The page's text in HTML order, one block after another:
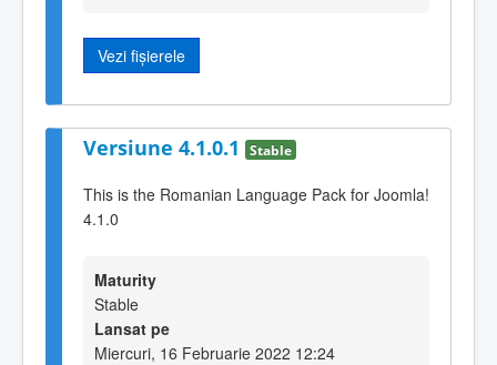
Vezi fișierele
Versiune 4.1.0.1 Stable
This is the Romanian Language Pack for Joomla!
4.1.0
Maturity
Stable
Lansat pe
Miercuri, 16 Februarie 2022 12:24